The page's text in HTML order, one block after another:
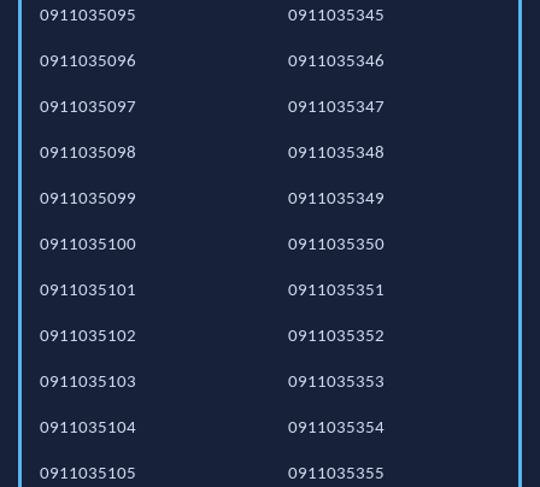
0911035095
0911035096
0911035097
0911035098
0911035099
0911035100
0911035101
0911035102
0911035103
0911035104
0911035105
0911035345
0911035346
0911035347
0911035348
0911035349
0911035350
0911035351
0911035352
0911035353
0911035354
0911035355